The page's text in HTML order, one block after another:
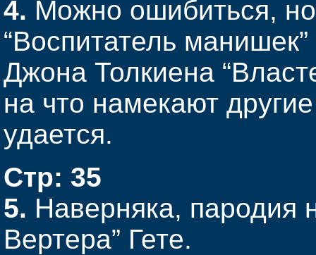
4. Можно ошибиться,
“Воспитатель
Джона Толкиена
на что намекают
удается.
Стр: 35
5. Наверняка, пародия
Вертера” Гете.